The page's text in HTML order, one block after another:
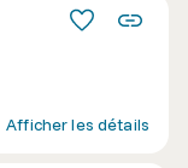
Afficher les détails